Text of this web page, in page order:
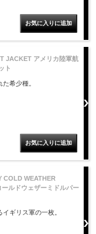
JACKET アメリカ陸軍航
ト
希少種。
COLD WEATHER
ルドウェザーミドルパー
ギリス軍の一枚。